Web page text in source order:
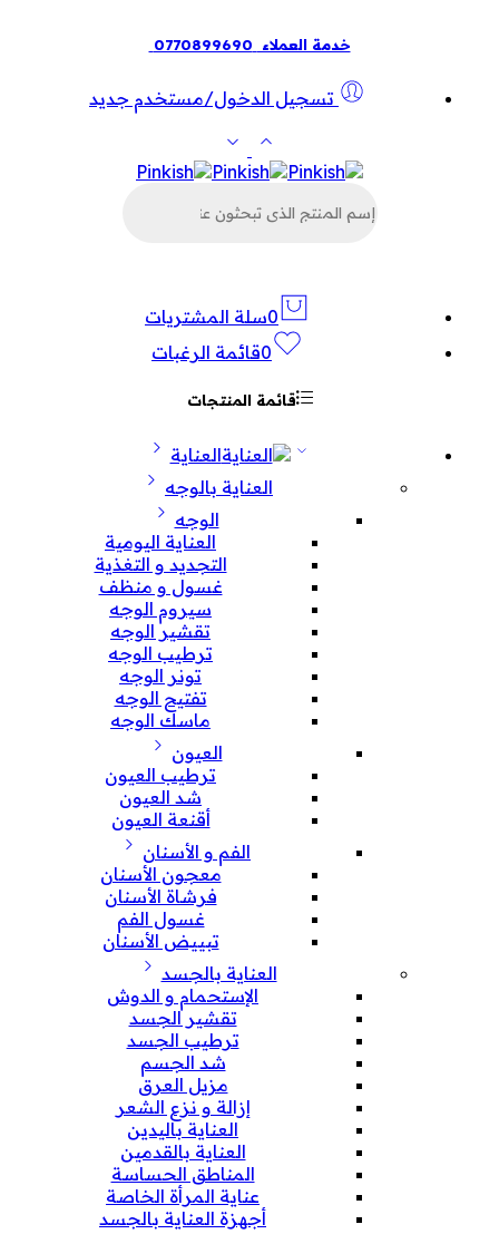
خدمة العملاء 0770899690
تسجيل الدخول/مستخدم جديد
عن
0سلة المشتريات
0قائمة الرغبات
قائمة المنتجات
العناية
العناية بالوجه
الوجه
العناية اليومية
التجديد و التغذية
غسول و منظف
سيروم الوجه
تقشير الوجه
ترطيب الوجه
تونر الوجه
تفتيح الوجه
ماسك الوجه
العيون
ترطيب العيون
شد العيون
أقنعة العيون
الفم و الأسنان
معجون الأسنان
فرشاة الأسنان
غسول الفم
تبييض الأسنان
العناية بالجسد
الإستحمام و الدوش
تقشير الجسد
ترطيب الجسد
شد الجسم
مزيل العرق
إزالة و نزع الشعر
العناية باليدين
العناية بالقدمين
المناطق الحساسة
عناية المرأة الخاصة
أجهزة العناية بالجسد